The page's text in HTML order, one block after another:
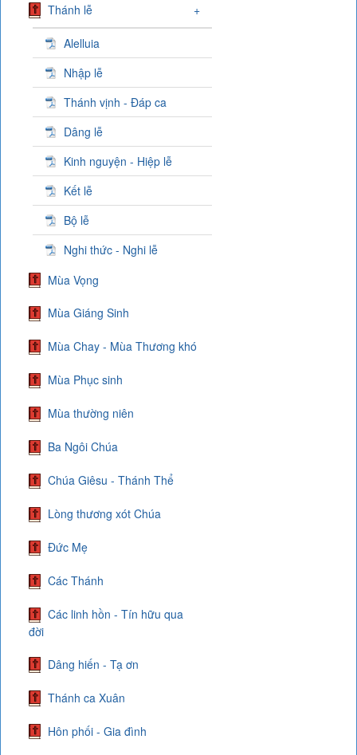
Thánh lễ +
Alelluia
Nhập lễ
Thánh vịnh - Đáp ca
Dâng lễ
Kinh nguyện - Hiệp lễ
Kết lễ
Bộ lễ
Nghi thức - Nghi lễ
Mùa Vọng
Mùa Giáng Sinh
Mùa Chay - Mùa Thương khó
Mùa Phục sinh
Mùa thường niên
Ba Ngôi Chúa
Chúa Giêsu - Thánh Thể
Lòng thương xót Chúa
Đức Mẹ
Các Thánh
Các linh hồn - Tín hữu qua
đời
Dâng hiến - Tạ ơn
Thánh ca Xuân
Hôn phối - Gia đình